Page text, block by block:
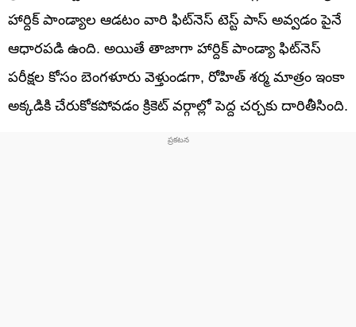
హార్దిక్ పాండ్యాల ఆడటం వారి ఫిట్‌నెస్ టెస్ట్ పాస్ అవ్వడం పైనే
ఆధారపడి ఉంది. అయితే తాజాగా హార్దిక్ పాండ్యా ఫిట్‌నెస్
పరీక్షల కోసం బెంగళూరు వెళ్తుండగా, రోహిత్ శర్మ మాత్రం ఇంకా
అక్కడికి చేరుకోకపోవడం క్రికెట్ వర్గాల్లో పెద్ద చర్చకు దారితీసింది.